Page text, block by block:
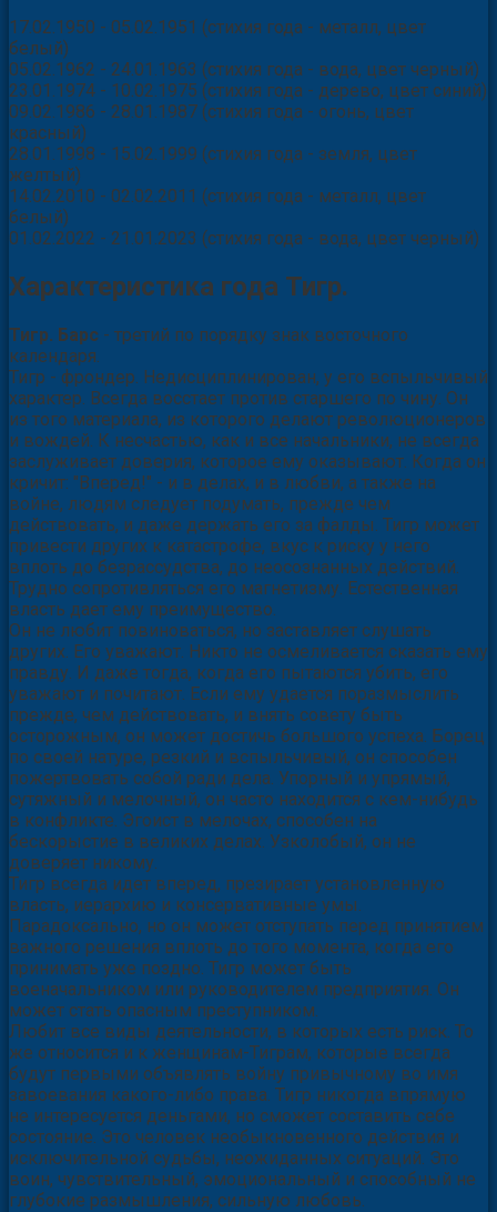
17.02.1950 - 05.02.1951 (стихия года - металл, цвет
белый)
05.02.1962 - 24.01.1963 (стихия года - вода, цвет черный)
23.01.1974 - 10.02.1975 (стихия года - дерево, цвет синий)
09.02.1986 - 28.01.1987 (стихия года - огонь, цвет
красный)
28.01.1998 - 15.02.1999 (стихия года - земля, цвет
желтый)
14.02.2010 - 02.02.2011 (стихия года - металл, цвет
белый)
01.02.2022 - 21.01.2023 (стихия года - вода, цвет черный)
Характеристика года Тигр.
Тигр. Барс - третий по порядку знак восточного
календаря.
Тигр - фрондер. Недисциплинирован, у его вспыльчивый
характер. Всегда восстает против старшего по чину. Он
из того материала, из которого делают революционеров
и вождей. К несчастью, как и все начальники, не всегда
заслуживает доверия, которое ему оказывают. Когда он
кричит: "Вперед!" - и в делах, и в любви, а также на
войне, людям следует подумать, прежде чем
действовать, и даже держать его за фалды. Тигр может
привести других к катастрофе, вкус к риску у него
вплоть до безрассудства, до неосознанных действий.
Трудно сопротивляться его магнетизму. Естественная
власть дает ему преимущество.
Он не любит повиноваться, но заставляет слушать
других. Его уважают. Никто не осмеливается сказать ему
правду. И даже тогда, когда его пытаются убить, его
уважают и почитают. Если ему удается поразмыслить
прежде, чем действовать, и внять совету быть
осторожным, он может достичь большого успеха. Борец
по своей натуре, резкий и вспыльчивый, он способен
пожертвовать собой ради дела. Упорный и упрямый,
сутяжный и мелочный, он часто находится с кем-нибудь
в конфликте. Эгоист в мелочах, способен на
бескорыстие в великих делах. Узколобый, он не
доверяет никому.
Тигр всегда идет вперед, презирает установленную
власть, иерархию и консервативные умы.
Парадоксально, но он может отступать перед принятием
важного решения вплоть до того момента, когда его
принимать уже поздно. Тигр может быть
военачальником или руководителем предприятия. Он
может стать опасным преступником.
Любит все виды деятельности, в которых есть риск. То
же относится и к женщинам-Тиграм, которые всегда
будут первыми объявлять войну привычному во имя
завоевания какого-либо права. Тигр никогда впрямую
не интересуется деньгами, но сможет составить себе
состояние. Это человек необыкновенного действия и
исключительной судьбы, неожиданных ситуаций. Это
воин, чувствительный, эмоциональный и способный не
глубокие размышления, сильную любовь.